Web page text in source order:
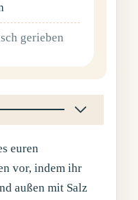
gerieben
euren
vor, indem ihr
außen mit Salz